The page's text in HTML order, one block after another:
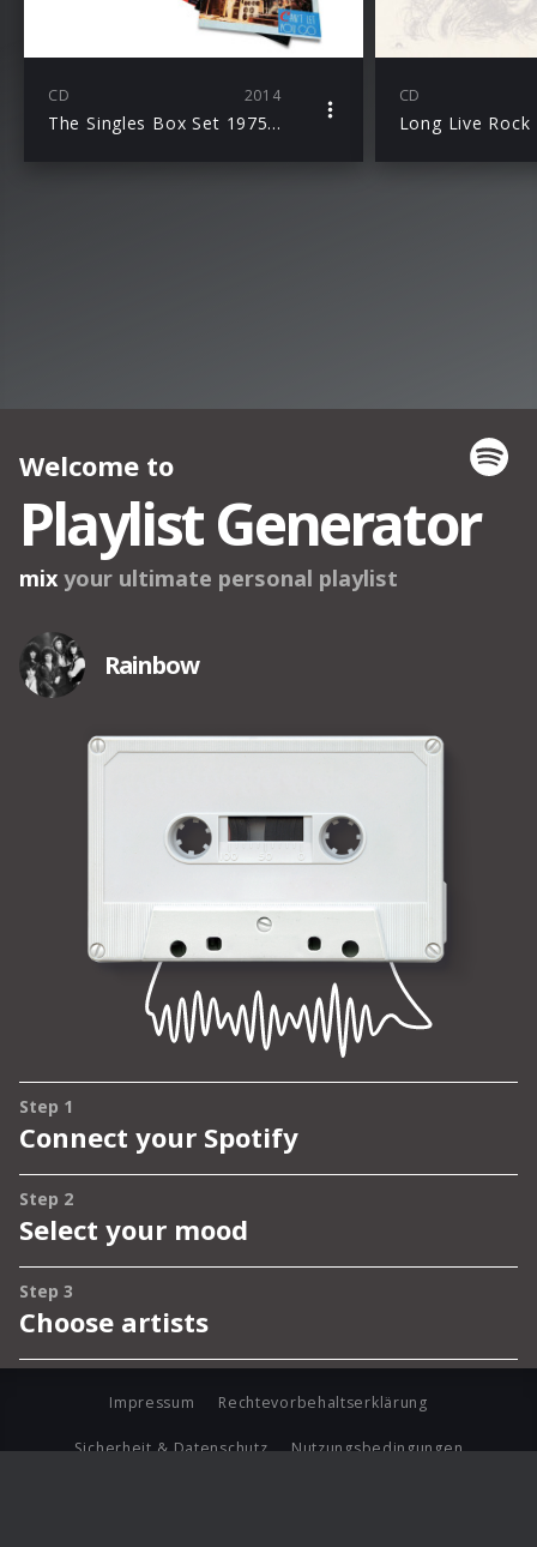
CD 2014
The Singles Box Set 1975–1986
CD
Long Live Rock
Impressum Rechtevorbehaltserklärung
Sicherheit & Datenschutz Nutzungsbedingungen